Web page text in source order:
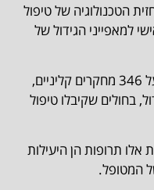
הטכנולוגיה של טיפול
למאפייני הגידול של
במחקר ב- 13,000 חולים המבוסס על 346 מחקרים קליניים,
בחולים שקיבלו טיפול
תרופות הן היעילות
המטופל.